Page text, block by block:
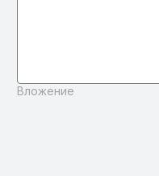
Вложение